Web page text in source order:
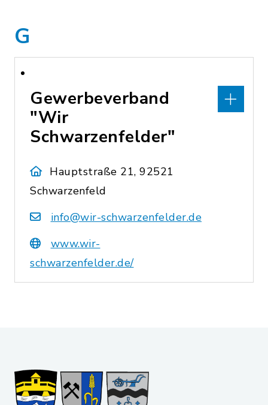
G
Gewerbeverband
"Wir
Schwarzenfelder"
Hauptstraße 21, 92521
Schwarzenfeld
info@wir-schwarzenfelder.de
www.wir-
schwarzenfelder.de/